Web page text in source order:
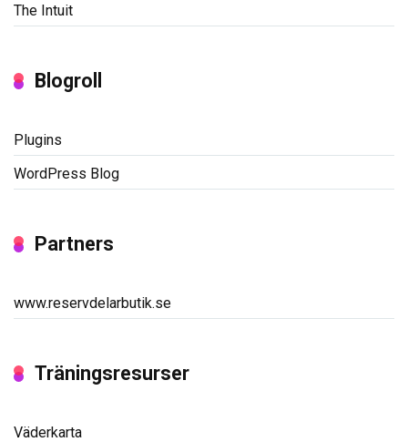
The Intuit
Blogroll
Plugins
WordPress Blog
Partners
www.reservdelarbutik.se
Träningsresurser
Väderkarta